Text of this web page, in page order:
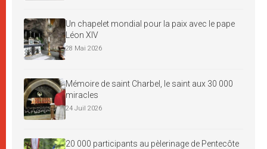
Un chapelet mondial pour la paix avec le pape
Léon XIV
28 Mai 2026
Mémoire de saint Charbel, le saint aux 30 000
miracles
24 Juil 2026
20 000 participants au pèlerinage de Pentecôte